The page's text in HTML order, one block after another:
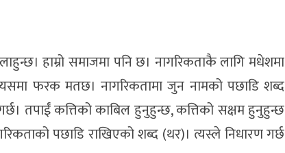
हाम्रो समाजमा पनि छ। नागरिकताकै लागि मधेशमा
फरक मतछ। नागरिकतामा जुन नामको पछाडि शब्द
तपाईं कत्तिको काबिल हुनुहुन्छ, कत्तिको सक्षम हुनुहुन्छ
पछाडि राखिएको शब्द (थर)। त्यस्ले निधारण गर्छ